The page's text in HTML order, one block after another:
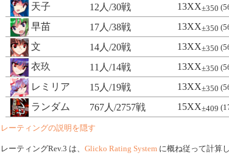
天子 12人/30戦 13XX±350
早苗 17人/38戦 13XX±350
文 14人/20戦 13XX±350
衣玖 11人/14戦 13XX±350
レミリア 15人/19戦 13XX±350
ランダム 767人/2757戦 15XX±409
レーティングの説明を隠す
レーティングRev.3 は、Glicko Rating System に概ね従って計算